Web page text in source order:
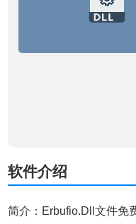
软件介绍
简介：Erbufio.Dll文件免